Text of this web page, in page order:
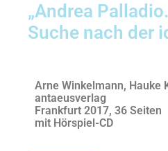
„Andrea
Suche nach der
Arne Winkelmann, Hauke
antaeusverlag
Frankfurt 2017, 36 Seiten
mit Hörspiel-CD